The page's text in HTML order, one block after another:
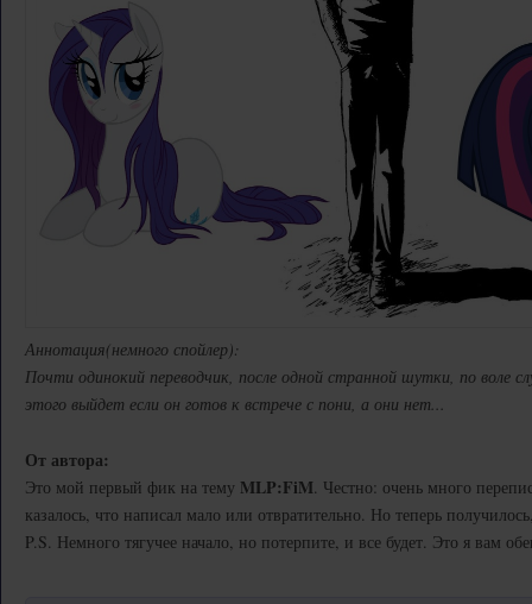
Аннотация(немного спойлер):
Почти одинокий переводчик, после одной странной шутки, по воле
этого выйдет если он готов к встрече с пони, а они нет...
От автора:
Это мой первый фик на тему MLP:FiM . Честно: очень много
казалось, что написал мало или отвратительно. Но теперь
P.S. Немного тягучее начало, но потерпите, и все будет. Это я вам